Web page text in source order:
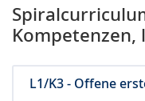
L1/K3 - Offene